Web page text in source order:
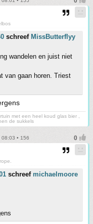
schreef MissButterflyy
wandelen en juist niet
van gaan horen. Triest
met een heel koud glas bier ,
de sukkels
• 156
schreef michaelmoore